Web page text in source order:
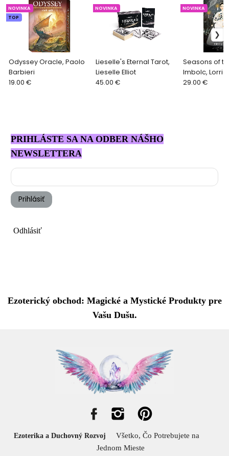
Odyssey Oracle, Paolo
Barbieri
NOVINKA
TOP
19.00 €
Lieselle's Eternal Tarot,
Lieselle Elliot
NOVINKA
45.00 €
Seasons of
Imbolc,
Anderson,
NOVINKA
29.00 €
PRIHLÁSTE SA NA ODBER NÁŠHO
NEWSLETTERA
Prihlásiť
Odhlásiť
Ezoterický obchod: Magické a Mystické Produkty pre
Vašu Dušu.
Ezoterika a Duchovný Rozvoj
Všetko, Čo Potrebujete na
Jednom Mieste